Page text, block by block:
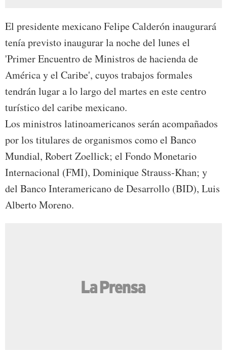
El presidente mexicano Felipe Calderón inaugurará
tenía previsto inaugurar la noche del lunes el
'Primer Encuentro de Ministros de hacienda de
América y el Caribe', cuyos trabajos formales
tendrán lugar a lo largo del martes en este centro
turístico del caribe mexicano.
Los ministros latinoamericanos serán acompañados
por los titulares de organismos como el Banco
Mundial, Robert Zoellick; el Fondo Monetario
Internacional (FMI), Dominique Strauss-Khan; y
del Banco Interamericano de Desarrollo (BID), Luis
Alberto Moreno.